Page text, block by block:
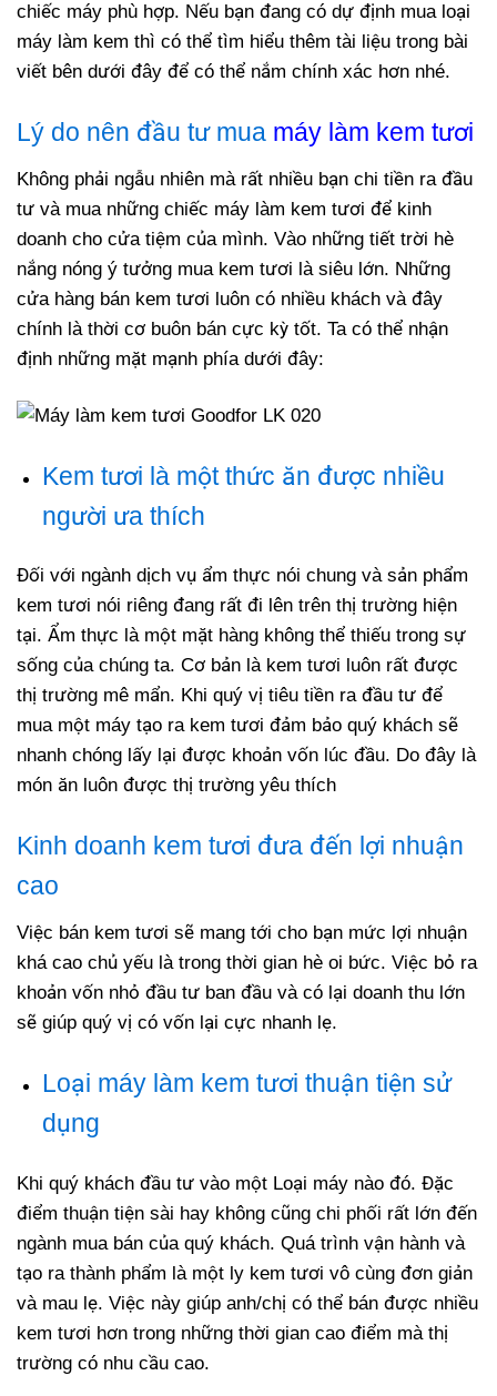
chiếc máy phù hợp. Nếu bạn đang có dự định mua loại
máy làm kem thì có thể tìm hiểu thêm tài liệu trong bài
viết bên dưới đây để có thể nắm chính xác hơn nhé.
Lý do nên đầu tư mua máy làm kem tươi
Không phải ngẫu nhiên mà rất nhiều bạn chi tiền ra đầu
tư và mua những chiếc máy làm kem tươi để kinh
doanh cho cửa tiệm của mình. Vào những tiết trời hè
nắng nóng ý tưởng mua kem tươi là siêu lớn. Những
cửa hàng bán kem tươi luôn có nhiều khách và đây
chính là thời cơ buôn bán cực kỳ tốt. Ta có thể nhận
định những mặt mạnh phía dưới đây:
Kem tươi là một thức ăn được nhiều
người ưa thích
Đối với ngành dịch vụ ẩm thực nói chung và sản phẩm
kem tươi nói riêng đang rất đi lên trên thị trường hiện
tại. Ẩm thực là một mặt hàng không thể thiếu trong sự
sống của chúng ta. Cơ bản là kem tươi luôn rất được
thị trường mê mẩn. Khi quý vị tiêu tiền ra đầu tư để
mua một máy tạo ra kem tươi đảm bảo quý khách sẽ
nhanh chóng lấy lại được khoản vốn lúc đầu. Do đây là
món ăn luôn được thị trường yêu thích
Kinh doanh kem tươi đưa đến lợi nhuận
cao
Việc bán kem tươi sẽ mang tới cho bạn mức lợi nhuận
khá cao chủ yếu là trong thời gian hè oi bức. Việc bỏ ra
khoản vốn nhỏ đầu tư ban đầu và có lại doanh thu lớn
sẽ giúp quý vị có vốn lại cực nhanh lẹ.
Loại máy làm kem tươi thuận tiện sử
dụng
Khi quý khách đầu tư vào một Loại máy nào đó. Đặc
điểm thuận tiện sài hay không cũng chi phối rất lớn đến
ngành mua bán của quý khách. Quá trình vận hành và
tạo ra thành phẩm là một ly kem tươi vô cùng đơn giản
và mau lẹ. Việc này giúp anh/chị có thể bán được nhiều
kem tươi hơn trong những thời gian cao điểm mà thị
trường có nhu cầu cao.